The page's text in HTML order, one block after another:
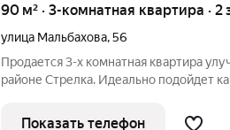
90 м² · 3-комнатная квартира · 2
улица Мальбахова,56
Продается 3-х комнатная квартира
районе Стрелка. Идеально подойдет
качественных материалов.
Показать телефон